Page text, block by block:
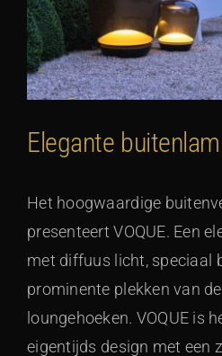
Elegante
Het hoogwaardige
presenteert VOQUE. Een
met diffuus licht, speciaal
prominente plekken van
loungehoeken. VOQUE is
eigentijds design met een